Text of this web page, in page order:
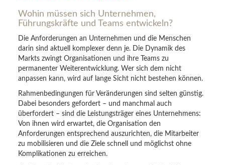
Wohin müssen sich Unternehmen,
Führungskräfte und Teams entwickeln?
Die Anforderungen an Unternehmen und die Menschen
darin sind aktuell komplexer denn je. Die Dynamik des
Markts zwingt Organisationen und ihre Teams zu
permanenter Weiterentwicklung. Wer sich dem nicht
anpassen kann, wird auf lange Sicht nicht bestehen können.
Rahmenbedingungen für Veränderungen sind selten günstig.
Dabei besonders gefordert – und manchmal auch
überfordert – sind die Leistungsträger eines Unternehmens:
Von ihnen wird erwartet, die Organisation den
Anforderungen entsprechend auszurichten, die Mitarbeiter
zu mobilisieren und die Ziele schnell und möglichst ohne
Komplikationen zu erreichen.